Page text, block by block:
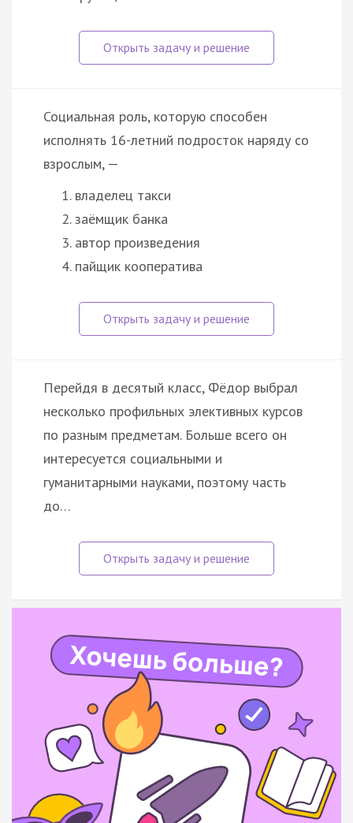
Социальная роль, которую способен
исполнять 16-летний подросток наряду со
взрослым, —
владелец такси
заёмщик банка
автор произведения
пайщик кооператива
Перейдя в десятый класс, Фёдор выбрал
несколько профильных элективных курсов
по разным предметам. Больше всего он
интересуется социальными и
гуманитарными науками, поэтому часть
до…